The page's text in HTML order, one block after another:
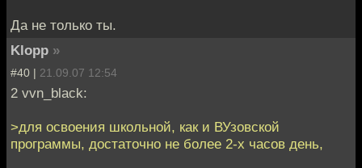
Да не только ты.
Klopp »
#40 | 21.09.07 12:54
2 vvn_black:
>для освоения школьной, как и ВУзовской
программы, достаточно не более 2-х часов день,